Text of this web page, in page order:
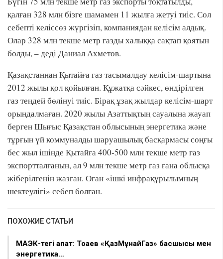
қалған 328 млн бізге шамамен 11 жылға жетуі тиіс. Сол
себепті келіссөз жүргізіп, компаниядан келісім алдық.
Олар 328 млн текше метр газды халыққа сақтап қоятын
болды, – деді Даниал Ахметов.
Қазақстаннан Қытайға газ тасымалдау келісім-шартына
2012 жылы қол қойылған. Құжатқа сәйкес, өндірілген
газ теңдей бөлінуі тиіс. Бірақ ұзақ жылдар келісім-шарт
орындалмаған. 2020 жылы Азаттықтың сауалына жауап
берген Шығыс Қазақстан облысының энергетика және
тұрғын үй коммуналды шаруашылық басқармасы соңғы
бес жыл ішінде Қытайға 400-500 млн текше метр газ
экспортталғанын, ал 9 млн текше метр газ ғана облысқа
жіберілгенін жазған. Оған «ішкі инфрақұрылымның
шектеулігі» себеп болған.
ПОХОЖИЕ СТАТЬИ
МАЭК-тегі апат: Тоқаев «ҚазМұнайГаз» басшысы мен
энергетика…